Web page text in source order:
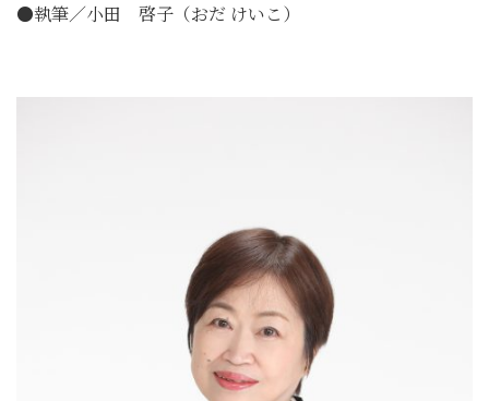
●執筆／小田 啓子（おだ けいこ）